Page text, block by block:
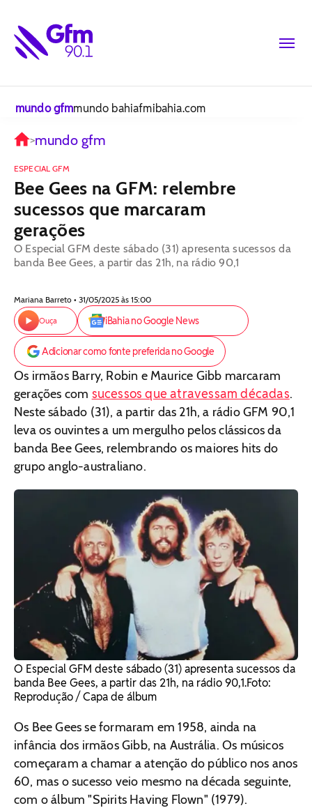
mundo gfmmundo bahiafmibahia.com
>mundo gfm
ESPECIAL GFM
Bee Gees na GFM: relembre
sucessos que marcaram
gerações
O Especial GFM deste sábado (31) apresenta sucessos da
banda Bee Gees, a partir das 21h, na rádio 90,1
Mariana Barreto • 31/05/2025 às 15:00
Ouça iBahia no Google News
Adicionar como fonte preferida no Google
Os irmãos Barry, Robin e Maurice Gibb marcaram
gerações com sucessos que atravessam décadas.
Neste sábado (31), a partir das 21h, a rádio GFM 90,1
leva os ouvintes a um mergulho pelos clássicos da
banda Bee Gees, relembrando os maiores hits do
grupo anglo-australiano.
O Especial GFM deste sábado (31) apresenta sucessos da
banda Bee Gees, a partir das 21h, na rádio 90,1. ​Foto:
Reprodução / Capa de álbum
Os Bee Gees se formaram em 1958, ainda na
infância dos irmãos Gibb, na Austrália. Os músicos
começaram a chamar a atenção do público nos anos
60, mas o sucesso veio mesmo na década seguinte,
com o álbum "Spirits Having Flown" (1979).